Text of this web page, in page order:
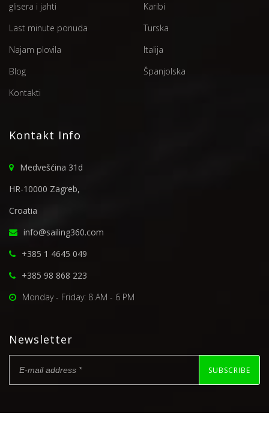
glisera i jahti
Last minute ponuda
Najam plovila
Blog
Kontakti
Karibi
Turska
Italija
Španjolska
Kontakt Info
Medvešćina 31d
HR-10000 Zagreb,
Croatia
info@sailing360.com
+385 1 4645 049
+385 98 868 223
Monday - Friday: 8 AM - 6 PM
Newsletter
SUBSCRIBE